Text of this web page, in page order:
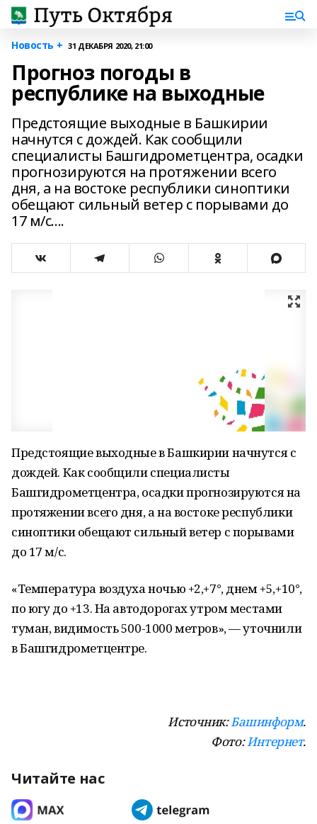
Новость + 31 ДЕКАБРЯ 2020, 21:00
Прогноз погоды в
республике на выходные
Предстоящие выходные в Башкирии
начнутся с дождей. Как сообщили
специалисты Башгидрометцентра, осадки
прогнозируются на протяжении всего
дня, а на востоке республики синоптики
обещают сильный ветер с порывами до
17 м/с....
Предстоящие выходные в Башкирии начнутся с
дождей. Как сообщили специалисты
Башгидрометцентра, осадки прогнозируются на
протяжении всего дня, а на востоке республики
синоптики обещают сильный ветер с порывами
до 17 м/с.
«Температура воздуха ночью +2,+7°, днем +5,+10°,
по югу до +13. На автодорогах утром местами
туман, видимость 500-1000 метров», — уточнили
в Башгидрометцентре.
Источник:Башинформ.
Фото:Интернет.
Читайте нас